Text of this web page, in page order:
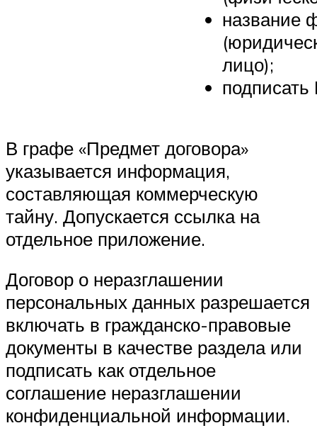
название
лицо);
подписать
В графе «Предмет договора»
указывается информация,
составляющая коммерческую
тайну. Допускается ссылка на
отдельное приложение.
Договор о неразглашении
персональных данных разрешается
включать в гражданско-правовые
документы в качестве раздела или
подписать как отдельное
соглашение неразглашении
конфиденциальной информации.